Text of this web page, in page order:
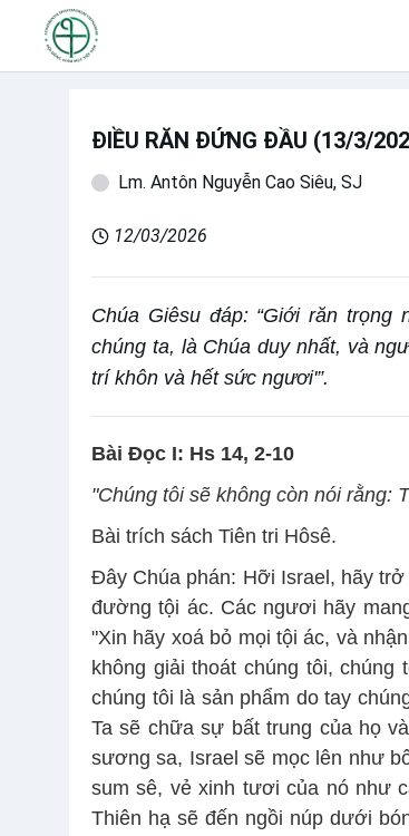
ĐIỀU RĂN ĐỨNG ĐẦU (13/3/
Lm. Antôn Nguyễn Cao Siêu, SJ
12/03/2026
Chúa Giêsu đáp: “Giới răn trọng
chúng ta, là Chúa duy nhất, và
trí khôn và hết sức ngươi'”.
Bài Ðọc I: Hs 14, 2-10
"Chúng tôi sẽ không còn nói rằng:
Bài trích sách Tiên tri Hôsê.
Ðây Chúa phán: Hỡi Israel, hãy
đường tội ác. Các ngươi hãy
"Xin hãy xoá bỏ mọi tội ác, và
không giải thoát chúng tôi,
chúng tôi là sản phẩm do tay
Ta sẽ chữa sự bất trung của họ
sương sa, Israel sẽ mọc lên như
sum sê, vẻ xinh tươi của nó như
Thiên hạ sẽ đến ngồi núp dưới